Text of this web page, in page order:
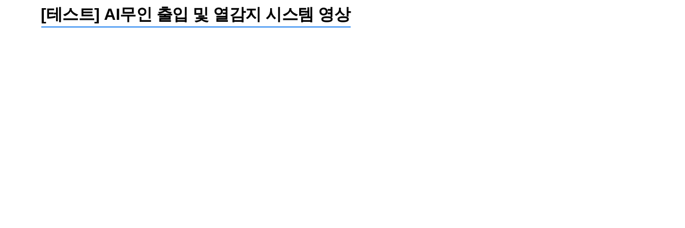
[테스트] AI무인 출입 및 열감지 시스템 영상